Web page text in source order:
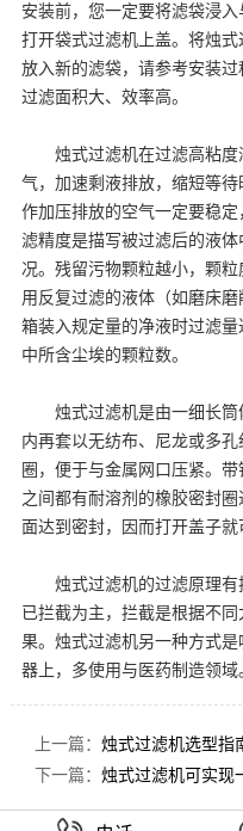
安装前，您一定要将滤袋浸入
打开袋式过滤机上盖。将烛式
放入新的滤袋，请参考安装过
过滤面积大、效率高。
烛式过滤机在过滤高粘度
气，加速剩液排放，缩短等
作加压排放的空气一定要稳
滤精度是描写被过滤后的液
况。残留污物颗粒越小，颗
用反复过滤的液体（如磨床
箱装入规定量的净液时过滤
中所含尘埃的颗粒数。
烛式过滤机是由一细长筒
内再套以无纺布、尼龙或多
圈，便于与金属网口压紧。
之间都有耐溶剂的橡胶密封
面达到密封，因而打开盖子就
烛式过滤机的过滤原理有
已拦截为主，拦截是根据不
果。烛式过滤机另一种方式
器上，多使用与医药制造领域
上一篇： 烛式过滤机选型指
下一篇： 烛式过滤机可实现